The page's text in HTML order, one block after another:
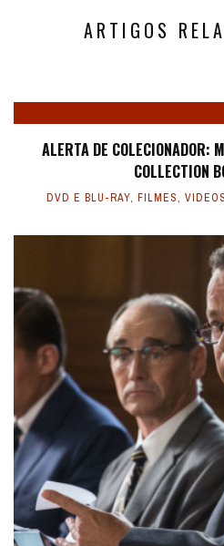
ARTIGOS
ALERTA DE COLECIONADOR:
COLLECTION
DVD E BLU-RAY, FILMES, VIDEOS